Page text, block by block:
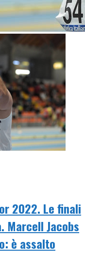
2022. Le finali
Marcell Jacobs
è assalto